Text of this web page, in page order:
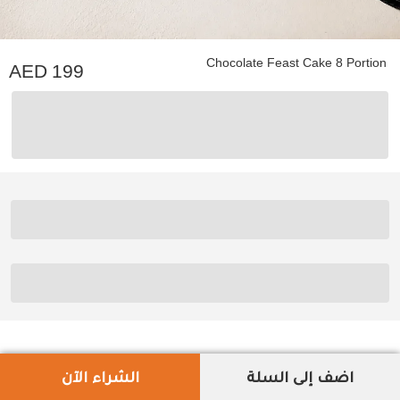
Chocolate Feast Cake 8 Portion
199
اضف إلى السلة الشراء الآن